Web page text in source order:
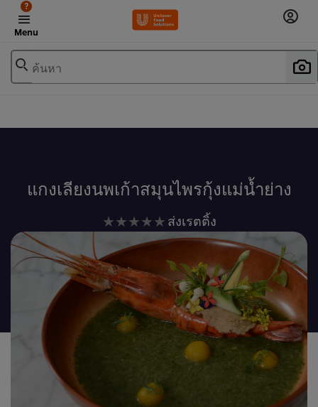
Menu
?
ค้นหา
แกงเลียงนพเก้าสมุนไพรกุ้งแม่น้ำย่าง
ไม่มี
การ
ให้
คะแนน
สำหรับ
recipe
นี้
ส่งเรตติ้ง